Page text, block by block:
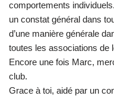
comportements
un constat général dans
d’une manière générale
toutes les associations de
Encore une fois Marc,
club.
Grace à toi, aidé par un